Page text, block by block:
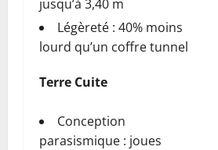
jusqu’à 3,40 m
Légèreté : 40% moins
lourd qu’un coffre tunnel
Terre Cuite
Conception
parasismique : joues